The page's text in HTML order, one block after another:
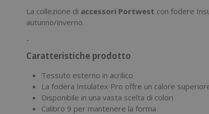
La collezione di accessori Portwest con fodere
autunno/inverno.
-
Caratteristiche prodotto
Tessuto esterno in acrilico
La fodera Insulatex Pro offre un calore
Disponibile in una vasta scelta di colori
Calibro 9 per mantenere la forma